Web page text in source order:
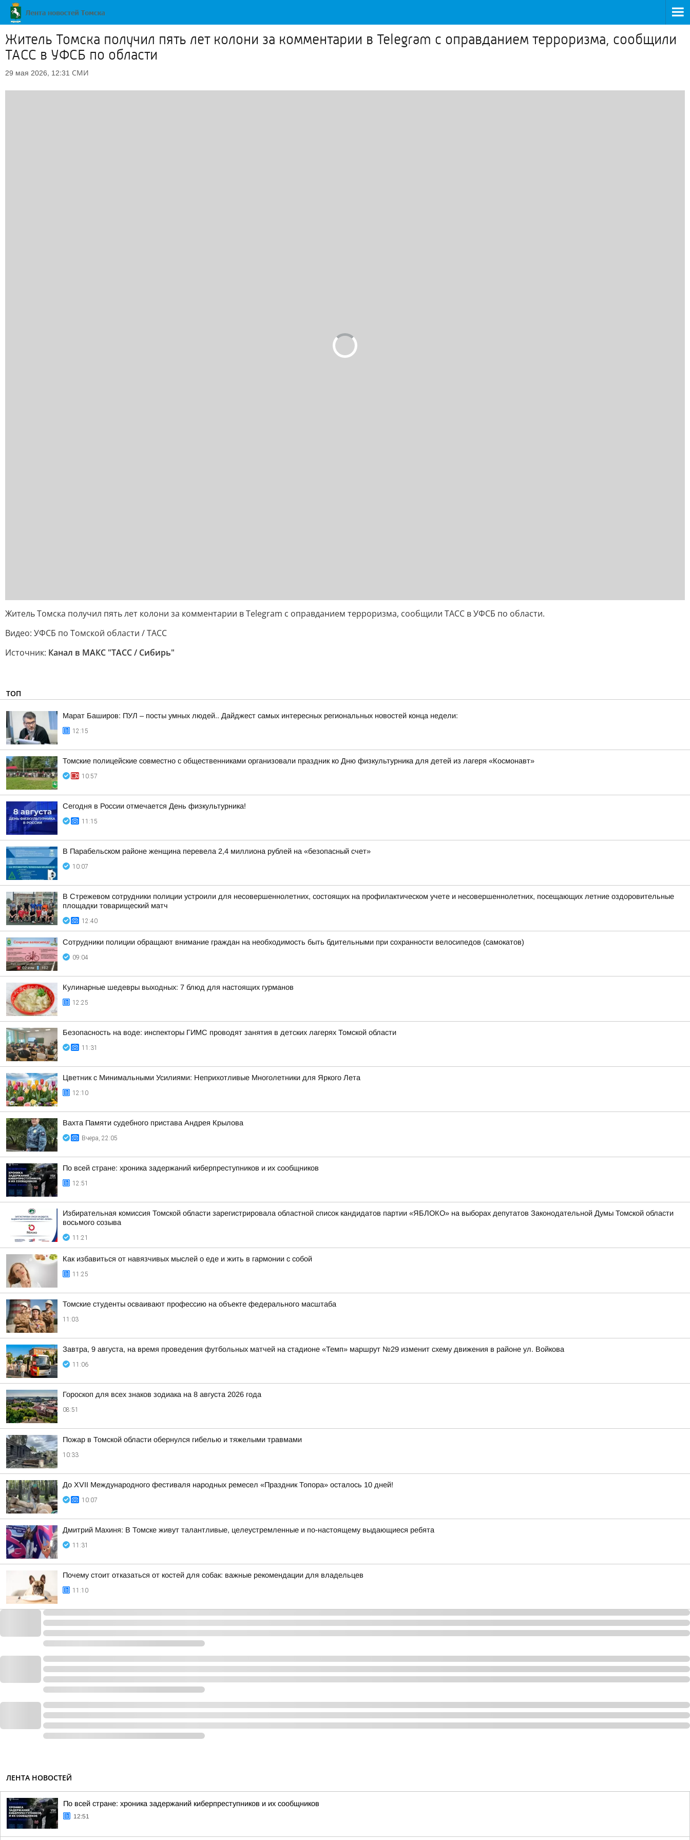
Житель Томска получил пять лет колони за комментарии в Telegram с оправданием терроризма, сообщили
ТАСС в УФСБ по области
29 мая 2026, 12:31 СМИ
Житель Томска получил пять лет колони за комментарии в Telegram с оправданием терроризма, сообщили ТАСС в УФСБ по области.
Видео: УФСБ по Томской области / ТАСС
Источник: Канал в МАКС "ТАСС / Сибирь"
ТОП
Марат Баширов: ПУЛ – посты умных людей.. Дайджест самых интересных региональных новостей конца недели:
12:15
Томские полицейские совместно с общественниками организовали праздник ко Дню физкультурника для детей из лагеря «Космонавт»
10:57
Сегодня в России отмечается День физкультурника!
11:15
В Парабельском районе женщина перевела 2,4 миллиона рублей на «безопасный счет»
10:07
В Стрежевом сотрудники полиции устроили для несовершеннолетних, состоящих на профилактическом учете и несовершеннолетних, посещающих летние оздоровительные
площадки товарищеский матч
12:40
Сотрудники полиции обращают внимание граждан на необходимость быть бдительными при сохранности велосипедов (самокатов)
09:04
Кулинарные шедевры выходных: 7 блюд для настоящих гурманов
12:25
Безопасность на воде: инспекторы ГИМС проводят занятия в детских лагерях Томской области
11:31
Цветник с Минимальными Усилиями: Неприхотливые Многолетники для Яркого Лета
12:10
Вахта Памяти судебного пристава Андрея Крылова
Вчера, 22:05
По всей стране: хроника задержаний киберпреступников и их сообщников
12:51
Избирательная комиссия Томской области зарегистрировала областной список кандидатов партии «ЯБЛОКО» на выборах депутатов Законодательной Думы Томской области
восьмого созыва
11:21
Как избавиться от навязчивых мыслей о еде и жить в гармонии с собой
11:25
Томские студенты осваивают профессию на объекте федерального масштаба
11:03
Завтра, 9 августа, на время проведения футбольных матчей на стадионе «Темп» маршрут №29 изменит схему движения в районе ул. Войкова
11:06
Гороскоп для всех знаков зодиака на 8 августа 2026 года
08:51
Пожар в Томской области обернулся гибелью и тяжелыми травмами
10:33
До XVII Международного фестиваля народных ремесел «Праздник Топора» осталось 10 дней!
10:07
Дмитрий Махиня: В Томске живут талантливые, целеустремленные и по-настоящему выдающиеся ребята
11:31
Почему стоит отказаться от костей для собак: важные рекомендации для владельцев
11:10
ЛЕНТА НОВОСТЕЙ
По всей стране: хроника задержаний киберпреступников и их сообщников
12:51